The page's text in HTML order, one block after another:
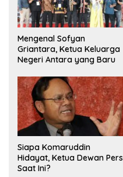
Mengenal Sofyan
Griantara, Ketua Keluarga
Negeri Antara yang Baru
Siapa Komaruddin
Hidayat, Ketua Dewan Pers
Saat Ini?